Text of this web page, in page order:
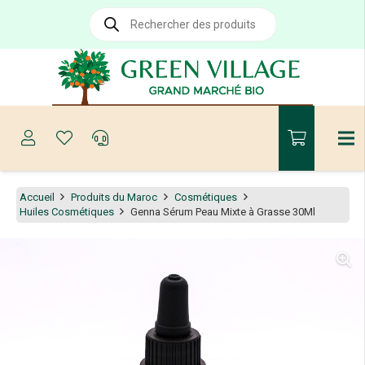
Recherche
produits
Accueil Produits du Maroc
Cosmétiques
Huiles Cosmétiques
Genna Sérum Peau Mixte à Grasse 30Ml